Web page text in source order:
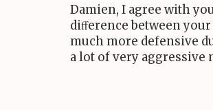
Damien, I agree with
diﬀerence between
much more defensive
a lot of very aggressive